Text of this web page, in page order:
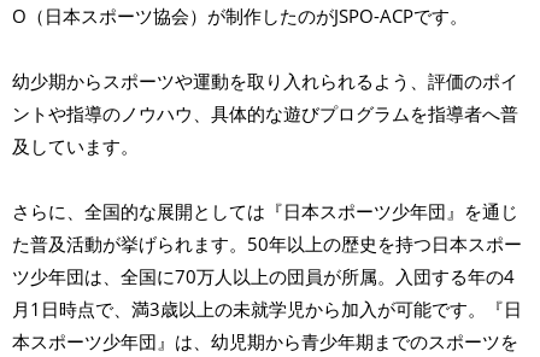
O（日本スポーツ協会）が制作したのがJSPO-ACPです。
幼少期からスポーツや運動を取り入れられるよう、評価のポイ
ントや指導のノウハウ、具体的な遊びプログラムを指導者へ普
及しています。
さらに、全国的な展開としては『日本スポーツ少年団』を通じ
た普及活動が挙げられます。50年以上の歴史を持つ日本スポー
ツ少年団は、全国に70万人以上の団員が所属。入団する年の4
月1日時点で、満3歳以上の未就学児から加入が可能です。『日
本スポーツ少年団』は、幼児期から青少年期までのスポーツを